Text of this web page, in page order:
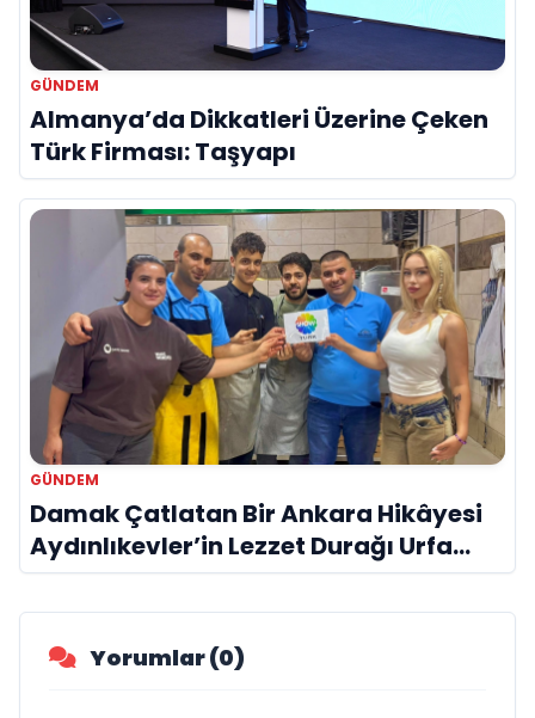
GÜNDEM
Almanya’da Dikkatleri Üzerine Çeken
Türk Firması: Taşyapı
GÜNDEM
Damak Çatlatan Bir Ankara Hikâyesi
Aydınlıkevler’in Lezzet Durağı Urfa
Damak
Yorumlar (0)